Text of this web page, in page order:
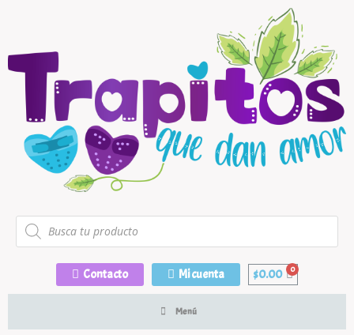
Contacto Mi cuenta $0.00
Menú